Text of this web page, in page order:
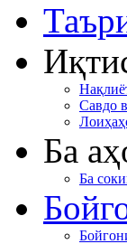
Савдо
Ба
Ба